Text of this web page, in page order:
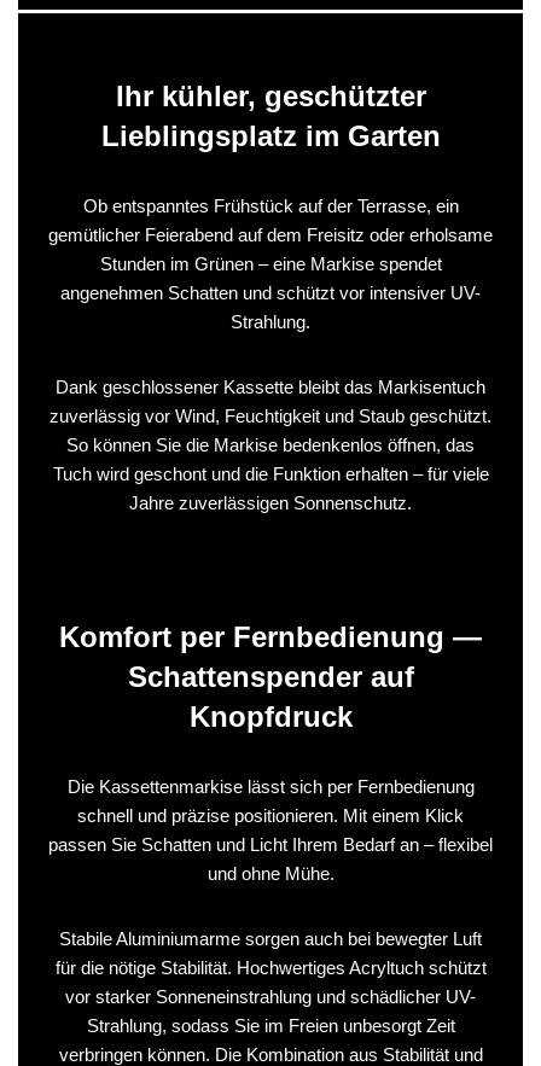
Ihr kühler, geschützter
Lieblingsplatz im Garten
Ob entspanntes Frühstück auf der Terrasse, ein
gemütlicher Feierabend auf dem Freisitz oder erholsame
Stunden im Grünen – eine Markise spendet
angenehmen Schatten und schützt vor intensiver UV-
Strahlung.
Dank geschlossener Kassette bleibt das Markisentuch
zuverlässig vor Wind, Feuchtigkeit und Staub geschützt.
So können Sie die Markise bedenkenlos öffnen, das
Tuch wird geschont und die Funktion erhalten – für viele
Jahre zuverlässigen Sonnenschutz.
Komfort per Fernbedienung —
Schattenspender auf
Knopfdruck
Die Kassettenmarkise lässt sich per Fernbedienung
schnell und präzise positionieren. Mit einem Klick
passen Sie Schatten und Licht Ihrem Bedarf an – flexibel
und ohne Mühe.
Stabile Aluminiumarme sorgen auch bei bewegter Luft
für die nötige Stabilität. Hochwertiges Acryltuch schützt
vor starker Sonneneinstrahlung und schädlicher UV-
Strahlung, sodass Sie im Freien unbesorgt Zeit
verbringen können. Die Kombination aus Stabilität und